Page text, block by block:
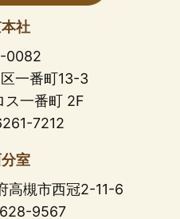
社
0082
一番町13-3
ス一番町 2F
7212
室
高槻市西冠2-11-6
9567